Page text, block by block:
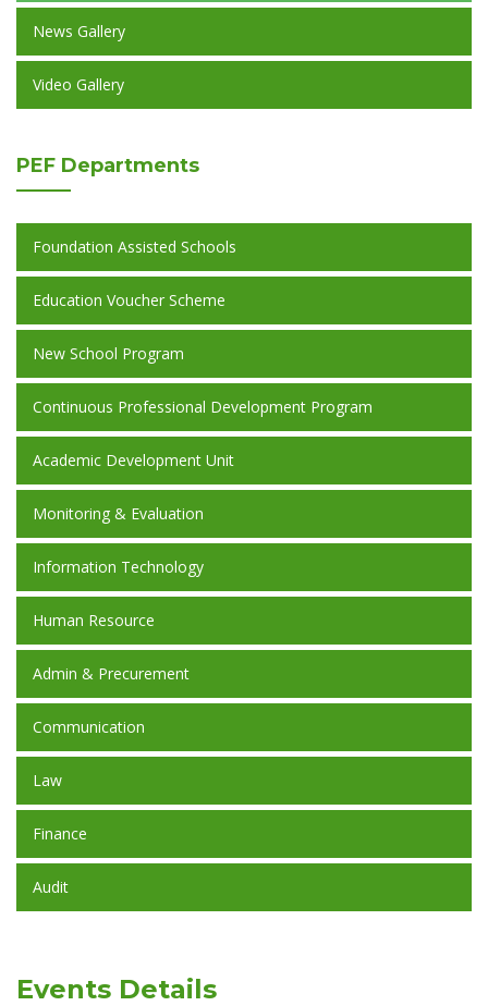
News Gallery
Video Gallery
PEF Departments
Foundation Assisted Schools
Education Voucher Scheme
New School Program
Continuous Professional Development Program
Academic Development Unit
Monitoring & Evaluation
Information Technology
Human Resource
Admin & Precurement
Communication
Law
Finance
Audit
Events Details